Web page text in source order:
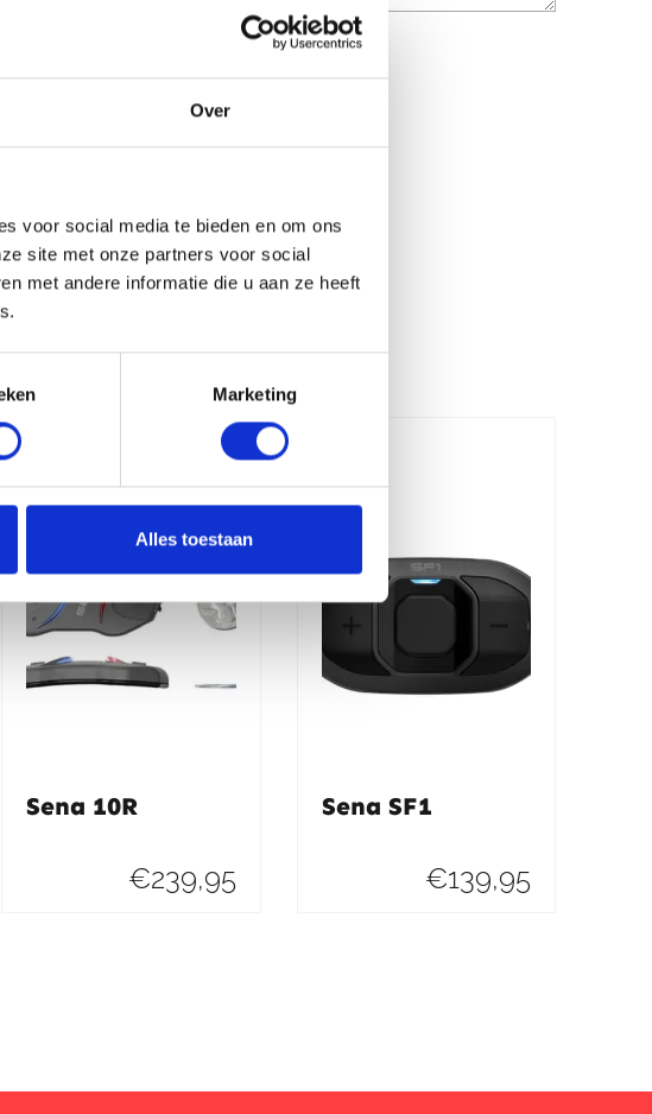
Over
voor social media te bieden en om ons
site met onze partners voor social
met andere informatie die u aan ze heeft
Marketing
Alles toestaan
HD Voice enabled for high-quality phone call audio
Talk Time: up to 14 hours
Charging Time: 1.5 hours
Charging Temperature: 0 °C – 45 °C (32 °F – 113 °F)
Type: Lithium Polymer Battery
Sena 10R
€239,95
Sena SF1
€139,95